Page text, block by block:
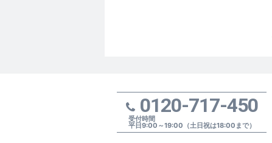
0120-717-450
受付時間
平日9:00～19:00（土日祝は18:00まで）